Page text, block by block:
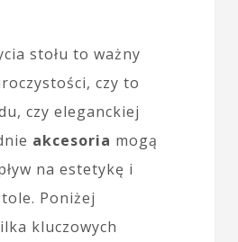
stołu to ważny
czy to
czy eleganckiej
akcesoria mogą
na estetykę i
Poniżej
kluczowych